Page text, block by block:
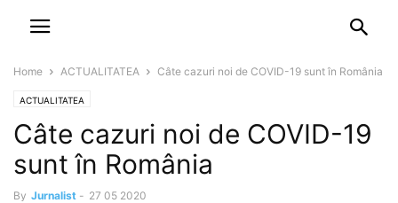
Home ACTUALITATEA Câte cazuri noi de COVID-19 sunt în România
ACTUALITATEA
Câte cazuri noi de COVID-19
sunt în România
By Jurnalist - 27 05 2020